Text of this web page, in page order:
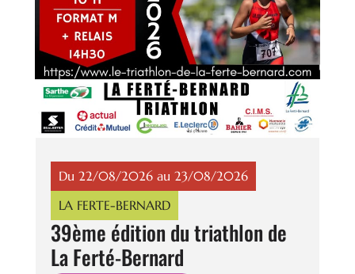
Du 22/08/2026 au 23/08/2026
LA FERTE-BERNARD
39ème édition du triathlon de
La Ferté-Bernard